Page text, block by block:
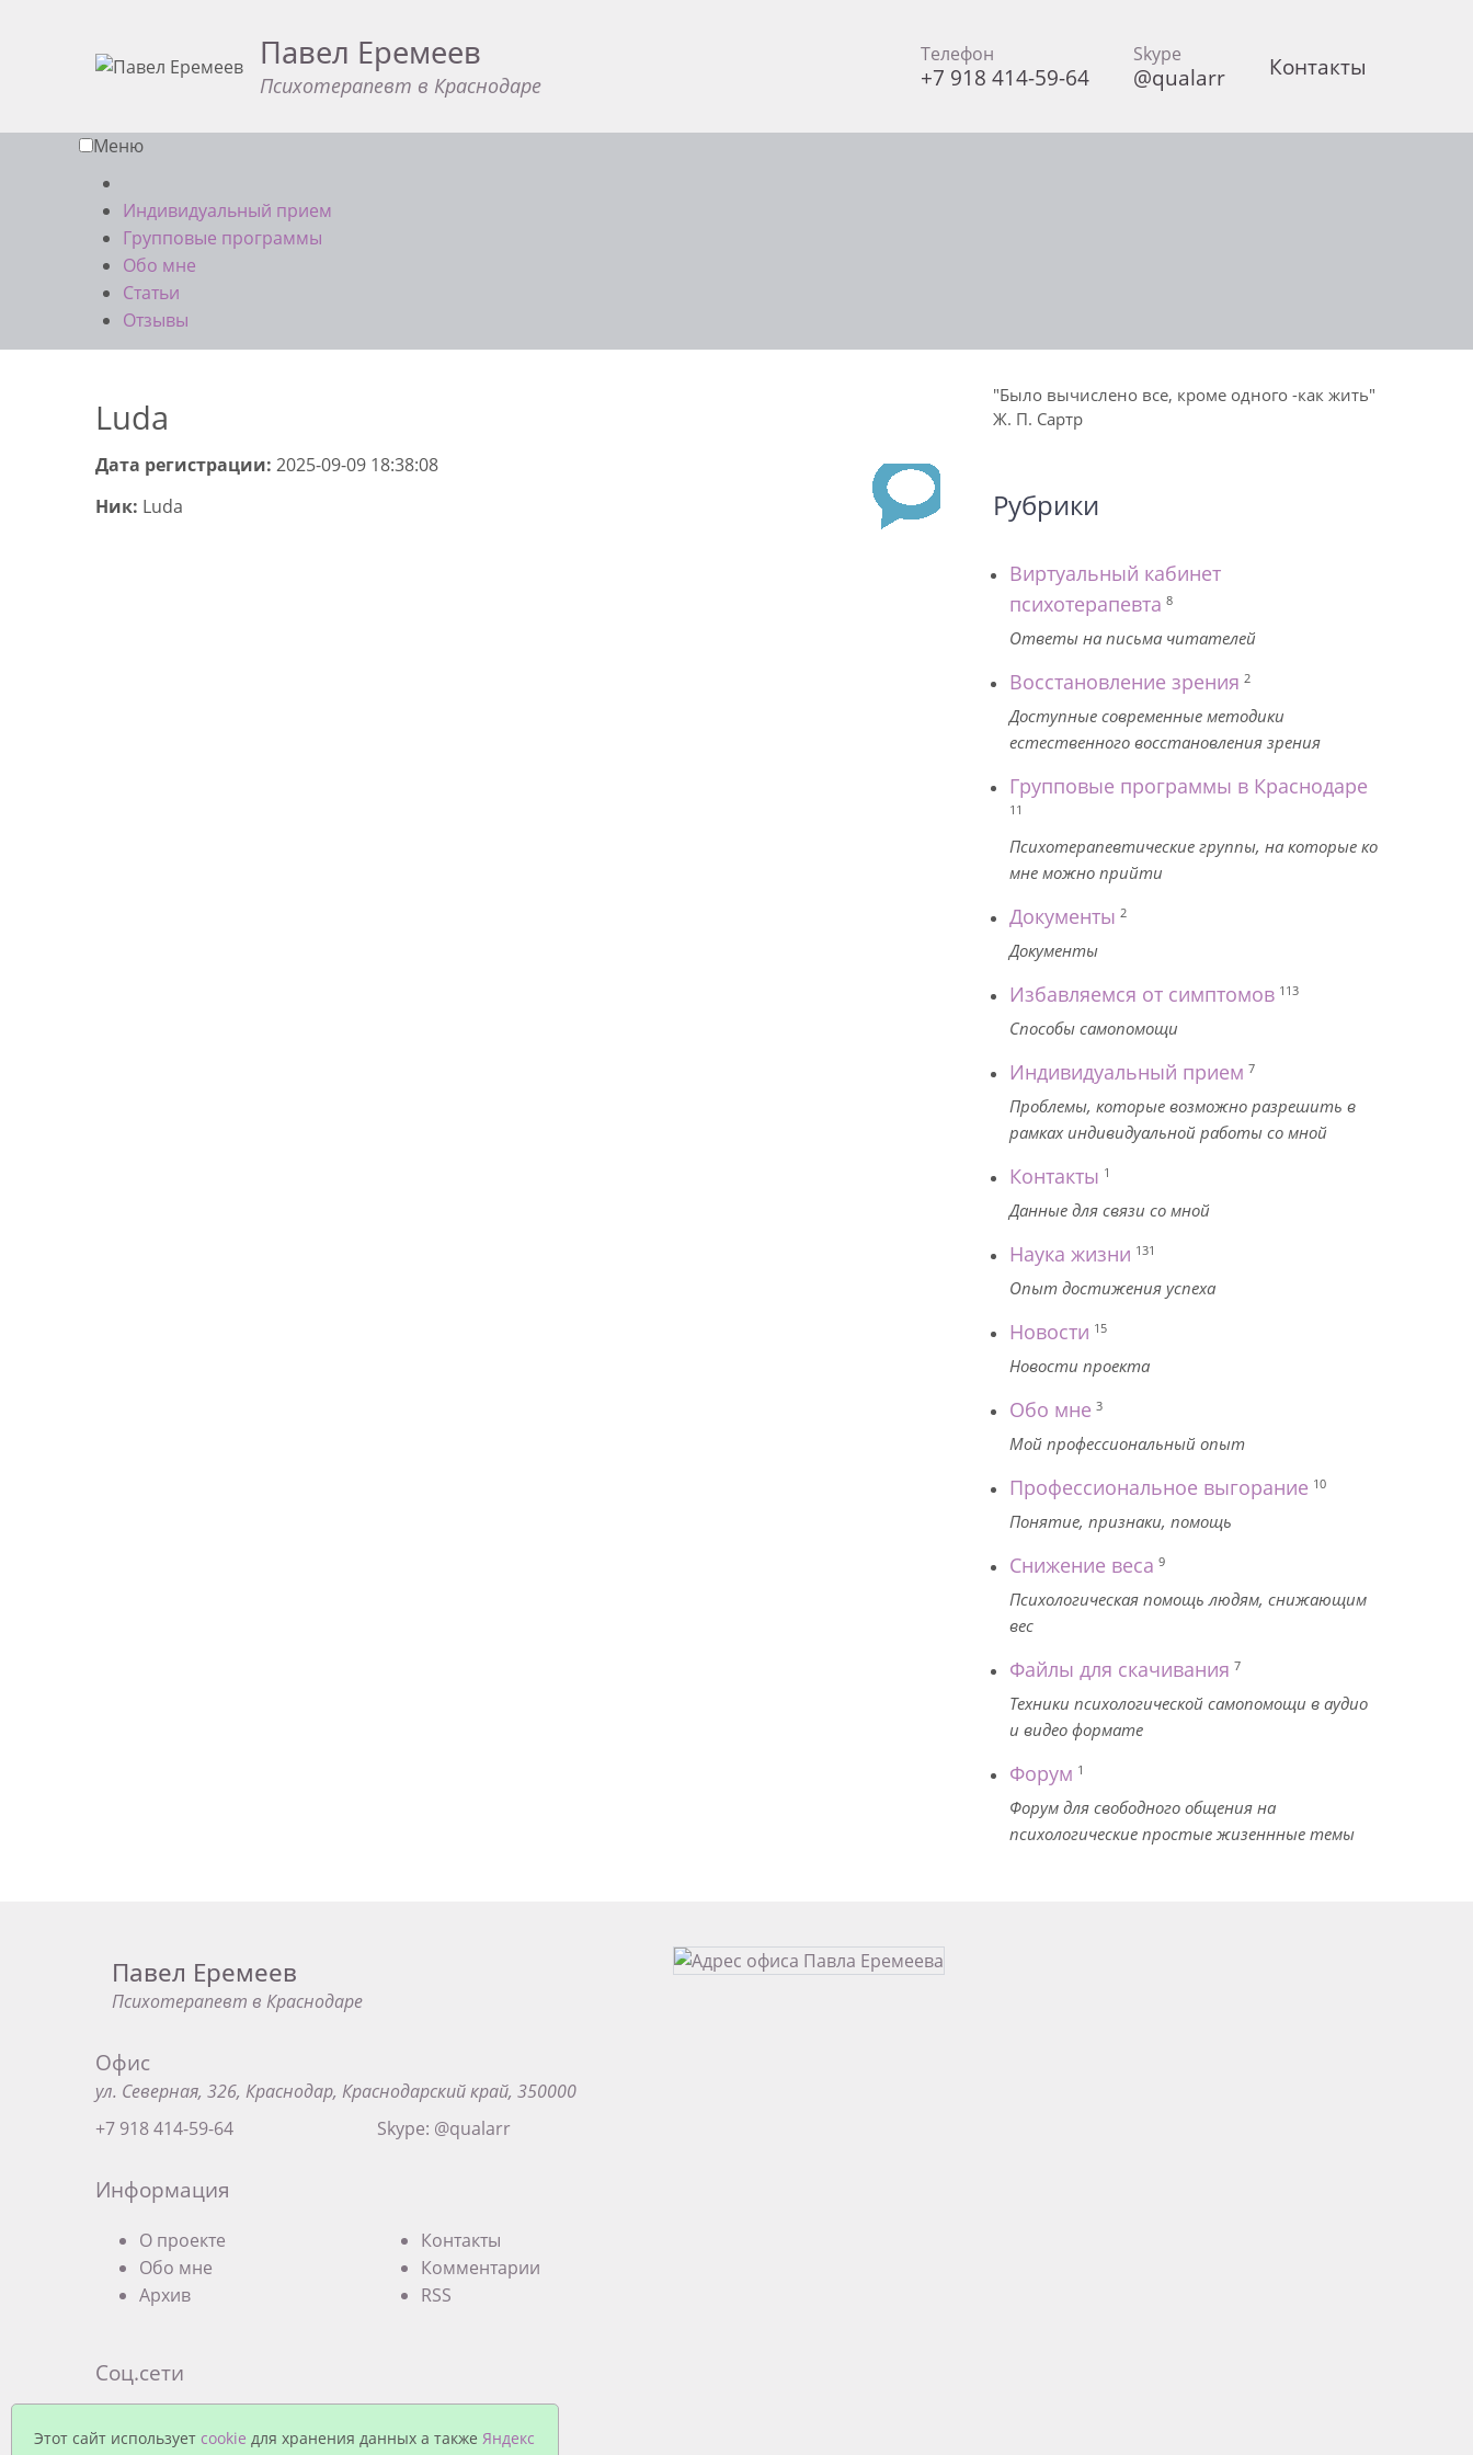
Павел Еремеев
Психотерапевт в Краснодаре
Телефон
+7 918 414-59-64
Skype
@qualarr Контакты
Меню
Индивидуальный прием
Групповые программы
Обо мне
Статьи
Отзывы
Luda
Дата регистрации: 2025-09-09 18:38:08
Ник: Luda
"Было вычислено все, кроме одного -как жить"
Ж. П. Сартр
Рубрики
Виртуальный кабинет
психотерапевта 8
Ответы на письма читателей
Восстановление зрения 2
Доступные современные методики
естественного восстановления зрения
Групповые программы в Краснодаре
11
Психотерапевтические группы, на которые ко
мне можно прийти
Документы 2
Документы
Избавляемся от симптомов 113
Способы самопомощи
Индивидуальный прием 7
Проблемы, которые возможно разрешить в
рамках индивидуальной работы со мной
Контакты 1
Данные для связи со мной
Наука жизни 131
Опыт достижения успеха
Новости 15
Новости проекта
Обо мне 3
Мой профессиональный опыт
Профессиональное выгорание 10
Понятие, признаки, помощь
Снижение веса 9
Психологическая помощь людям, снижающим
вес
Файлы для скачивания 7
Техники психологической самопомощи в аудио
и видео формате
Форум 1
Форум для свободного общения на
психологические простые жизеннные темы
Павел Еремеев
Психотерапевт в Краснодаре
Офис
ул. Северная, 326, Краснодар, Краснодарский край, 350000
+7 918 414-59-64
Skype: @qualarr
Информация
О проекте
Обо мне
Архив
Контакты
Комментарии
RSS
Соц.сети
Краснодаре (Facebook)
Этот сайт использует cookie для хранения данных а также Яндекс